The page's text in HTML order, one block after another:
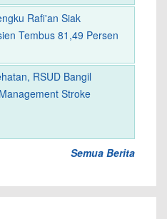
Rafi'an Siak
Tembus 81,49 Persen
RSUD Bangil
Stroke
Semua Berita